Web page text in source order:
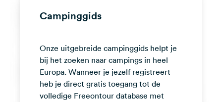
media
Facebook
Instagram
Campinggids
Onze uitgebreide campinggids helpt je
bij het zoeken naar campings in heel
Europa. Wanneer je jezelf registreert
heb je direct gratis toegang tot de
volledige Freeontour database met